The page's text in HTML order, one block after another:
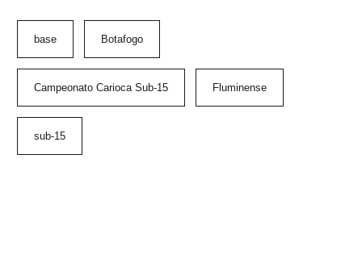
base Botafogo
Campeonato Carioca Sub-15 Fluminense
sub-15